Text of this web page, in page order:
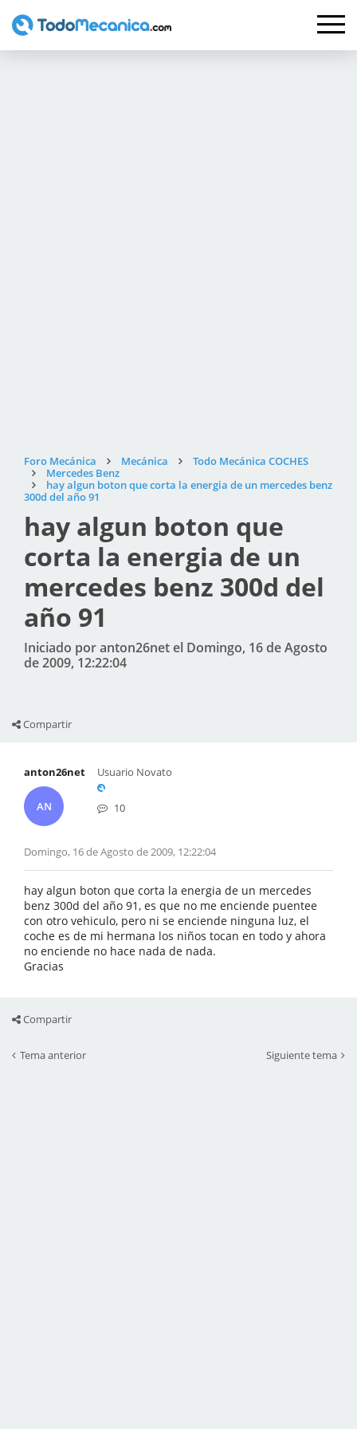
Foro Mecánica Mecánica
Todo Mecánica COCHES
Mercedes Benz
hay algun boton que corta la energia de un mercedes benz
300d del año 91
hay algun boton que
corta la energia de un
mercedes benz 300d del
año 91
Iniciado por anton26net el Domingo, 16 de Agosto
de 2009, 12:22:04
Compartir
anton26net
AN
Usuario Novato
10
Domingo, 16 de Agosto de 2009, 12:22:04
hay algun boton que corta la energia de un mercedes
benz 300d del año 91, es que no me enciende puentee
con otro vehiculo, pero ni se enciende ninguna luz, el
coche es de mi hermana los niños tocan en todo y ahora
no enciende no hace nada de nada.
Gracias
Compartir
Tema anterior Siguiente tema